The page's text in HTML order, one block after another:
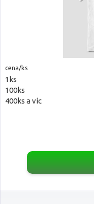
cena/ks
1ks
100ks
400ks a víc